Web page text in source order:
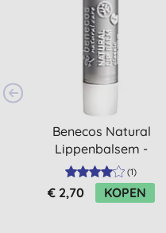
Benecos Natural
Lippenbalsem -
Classic (1)
€ 2,70 KOPEN